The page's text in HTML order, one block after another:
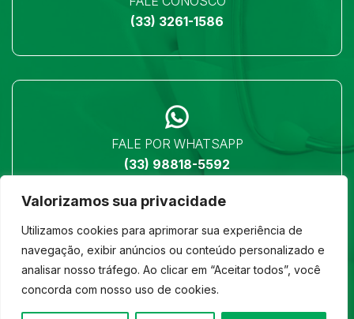
Valorizamos sua privacidade
Utilizamos cookies para aprimorar sua experiência de
navegação, exibir anúncios ou conteúdo personalizado e
analisar nosso tráfego. Ao clicar em “Aceitar todos”, você
concorda com nosso uso de cookies.
(33) 3261-1586
FALE POR WHATSAPP
(33) 98818-5592
LOCALIZAÇÃO